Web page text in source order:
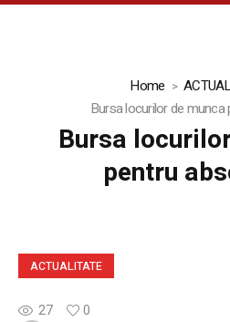
Home
Bursa locurilor de munca
Bursa
pentru
ACTUALITATE
27
0